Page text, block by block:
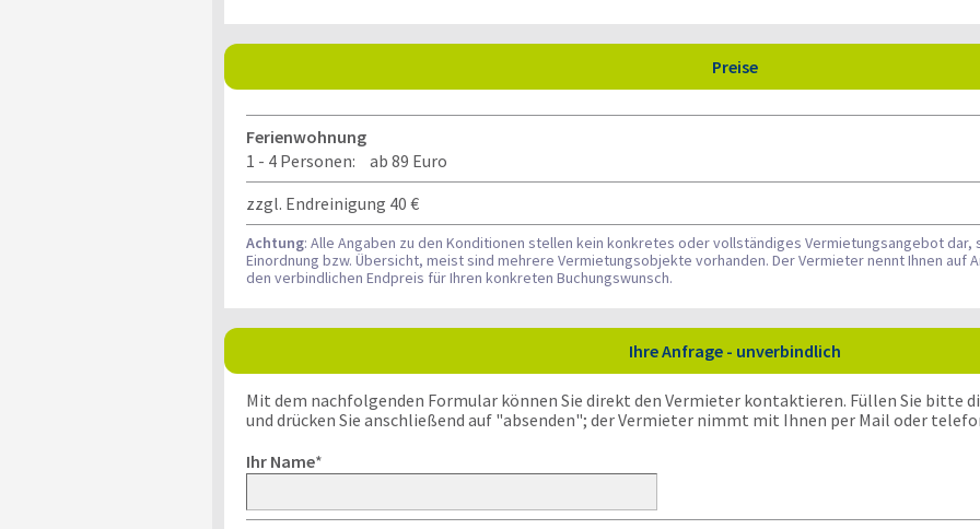
Preise
Ferienwohnung
1 - 4 Personen:
ab 89 Euro
zzgl. Endreinigung 40 €
Achtung: Alle Angaben zu den Konditionen stellen kein konkretes oder vollständiges Vermietungsangebot
Einordnung bzw. Übersicht, meist sind mehrere Vermietungsobjekte vorhanden. Der Vermieter nennt Ihnen auf
den verbindlichen Endpreis für Ihren konkreten Buchungswunsch.
Ihre Anfrage - unverbindlich
Mit dem nachfolgenden Formular können Sie direkt den Vermieter kontaktieren. Füllen Sie bitte
und drücken Sie anschließend auf "absenden"; der Vermieter nimmt mit Ihnen per Mail oder
Ihr Name*